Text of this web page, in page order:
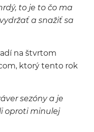
to je to čo ma
a snažiť sa
na štvrtom
ktorý tento rok
sezóny a je
oproti minulej